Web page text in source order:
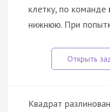
клетку, по команде
нижнюю. При
Квадрат